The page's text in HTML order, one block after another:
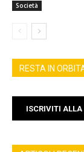
Società
RESTA IN
ISCRIVITI ALLA